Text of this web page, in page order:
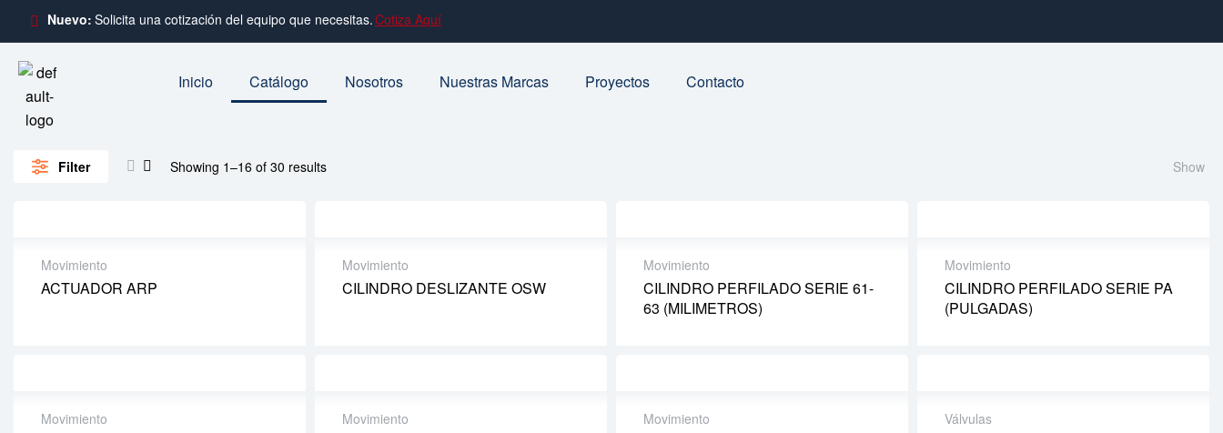
Nuevo: Solicita una cotización del equipo que necesitas.Cotiza Aquí
Inicio Catálogo Nosotros Nuestras Marcas Proyectos Contacto
Filter Showing 1–16 of 30 results Show
Movimiento
ACTUADOR ARP
Movimiento
CILINDRO DESLIZANTE OSW
Movimiento
CILINDRO PERFILADO SERIE 61-
63 (MILIMETROS)
Movimiento
CILINDRO PERFILADO SERIE PA
(PULGADAS)
Movimiento Movimiento Movimiento Válvulas